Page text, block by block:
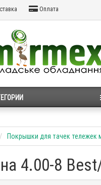
Оплата
Покрышки для тачек тележек
4.00-8